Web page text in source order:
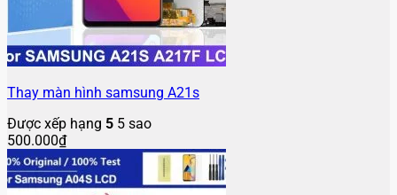
Thay màn hình samsung A21s
Được xếp hạng 5 5 sao
500.000₫